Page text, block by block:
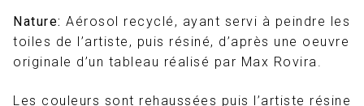
Nature: Aérosol recyclé, ayant servi à peindre les
toiles de l’artiste, puis résiné, d’après une oeuvre
originale d’un tableau réalisé par Max Rovira.
Les couleurs sont rehaussées puis l’artiste résine